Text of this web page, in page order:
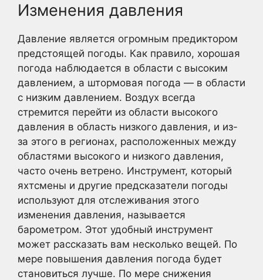
Изменения давления
Давление является огромным предиктором
предстоящей погоды. Как правило, хорошая
погода наблюдается в области с высоким
давлением, а штормовая погода — в области
с низким давлением. Воздух всегда
стремится перейти из области высокого
давления в область низкого давления, и из-
за этого в регионах, расположенных между
областями высокого и низкого давления,
часто очень ветрено. Инструмент, который
яхтсмены и другие предсказатели погоды
используют для отслеживания этого
изменения давления, называется
барометром. Этот удобный инструмент
может рассказать вам несколько вещей. По
мере повышения давления погода будет
становиться лучше. По мере снижения